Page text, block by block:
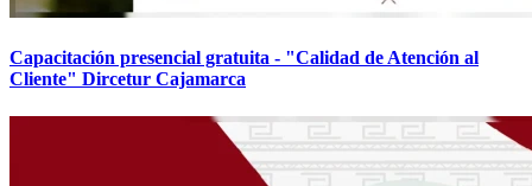
Capacitación presencial gratuita - "Calidad de Atención al
Cliente" Dircetur Cajamarca